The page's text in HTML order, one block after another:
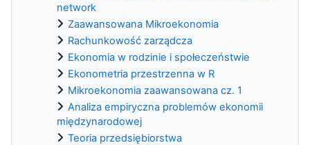
network
Zaawansowana Mikroekonomia
Rachunkowość zarządcza
Ekonomia w rodzinie i społeczeństwie
Ekonometria przestrzenna w R
Mikroekonomia zaawansowana cz. 1
Analiza empiryczna problemów ekonomii
międzynarodowej
Teoria przedsiębiorstwa